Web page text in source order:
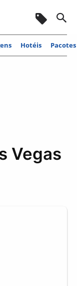
Hotéis Pacotes
Vegas